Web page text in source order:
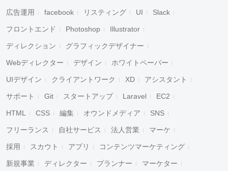
広告運用 facebook リスティング UI Slack
フロントエンド Photoshop Illustrator
ディレクション グラフィックデザイナー
Webディレクター デザイン ホワイトペーパー
UIデザイン クライアントワーク XD アシスタント
サポート Git スタートアップ Laravel EC2
HTML CSS 編集 オウンドメディア SNS
フリーランス 自社サービス 法人営業 マーケ
採用 スカウト アプリ コンテンツマーケティング
新規事業 ディレクター プランナー マーケター